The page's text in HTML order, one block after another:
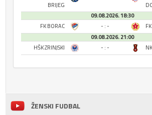
BRIJEG
09.08.2026. 18:30
FK BORAC
- : -
09.08.2026. 21:00
HŠK ZRINJSKI
- : -
ŽENSKI FUDBAL